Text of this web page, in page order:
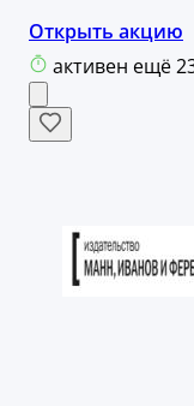
Открыть акцию
активен ещё